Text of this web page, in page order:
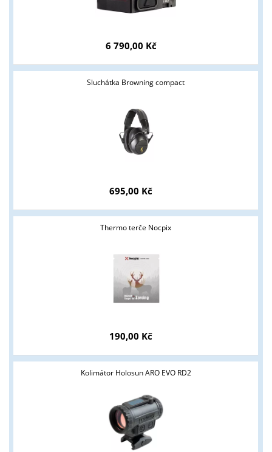
6 790,00 Kč
Sluchátka Browning compact
695,00 Kč
Thermo terče Nocpix
190,00 Kč
Kolimátor Holosun ARO EVO RD2
podmínky?
ANO NE